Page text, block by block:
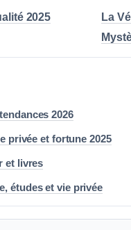
2025
La
2026
privée et fortune 2025
et livres
études et vie privée